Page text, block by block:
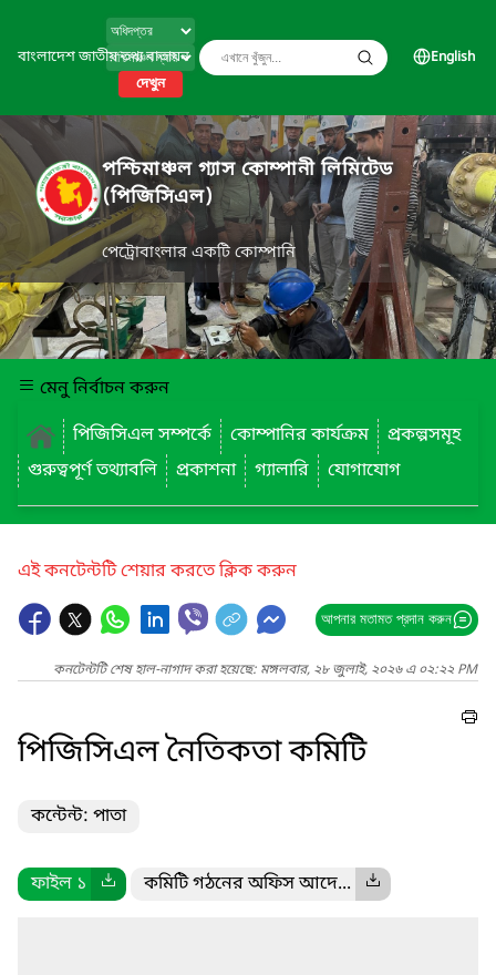
বাংলাদেশ জাতীয় তথ্য বাতায়ন
দেখুন
English
পশ্চিমাঞ্চল গ্যাস কোম্পানী লিমিটেড
(পিজিসিএল)
পেট্রোবাংলার একটি কোম্পানি
মেনু নির্বাচন করুন
পিজিসিএল সম্পর্কে
কোম্পানির কার্যক্রম
প্রকল্পসমূহ
গুরুত্বপূর্ণ তথ্যাবলি
প্রকাশনা গ্যালারি যোগাযোগ
এই কনটেন্টটি শেয়ার করতে ক্লিক করুন
আপনার মতামত প্রদান করুন
কনটেন্টটি শেষ হাল-নাগাদ করা হয়েছে: মঙ্গলবার, ২৮ জুলাই, ২০২৬ এ ০২:২২ PM
পিজিসিএল নৈতিকতা কমিটি
কন্টেন্ট: পাতা
ফাইল ১ কমিটি গঠনের অফিস আদে...